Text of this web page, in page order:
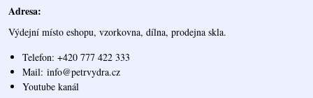
Adresa:
Výdejní místo eshopu, vzorkovna, dílna, prodejna skla.
Telefon: +420 777 422 333
Mail: info@petrvydra.cz
Youtube kanál